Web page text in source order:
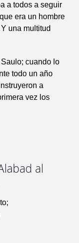
a todos a seguir
era un hombre
una multitud
cuando lo
todo un año
a
vez los
al